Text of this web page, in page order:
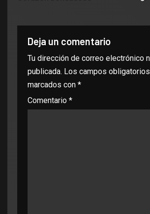
Deja un comentario
Tu dirección de correo electrónico
publicada. Los campos
marcados con *
Comentario *